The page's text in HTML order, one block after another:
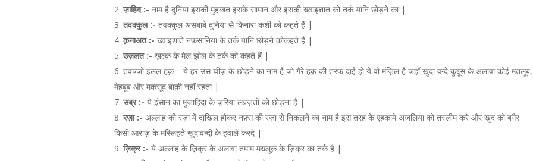
ज़ाहिद :- नाम है दुनिया इसकी मुहब्बत इसके सामान और इसकी ख्वाइशात को तर्क यानि छोड़ने का |
तवक्कुल :- तवक्कुल असबाबे दुनिया से किनारा कशी को कहते हैं |
क़नाअत :- ख्वाइशाते नफ़सानिया के तर्क यानि छोड़ने कोकहते हैं |
उज़लत :- ख़ल्क़ के मेल झोल के तर्क को कहते हैं |
तवज्जो इलल हक़ :- ये हर उस चीज़ के छोड़ने का नाम है जो गैरे हक़ की तरफ दाई हो ये वो मंज़िल है जहाँ खुदा वन्दे कुद्दूस के अलावा कोई मतलूब,
मेहबूब और मक़सूद बाक़ी नहीं रहता |
सब्र :- ये इंसान का मुजाहिदा के ज़रिया लज़्ज़तों को छोड़ना है |
रज़ा :- अल्लाह की रज़ा में दाखिल होकर नफ़्स की रज़ा से निकलने का नाम है इस तरह के एहकामे अज़लिया को तस्लीम करे और खुद को बगैर
किसी आराज़ के मस्लिहते खुदावन्दी के हवाले करदे |
ज़िक्र :- ये अल्लाह के ज़िक्र के अलावा तमाम मख्लूक़ के ज़िक्र का तर्क है |